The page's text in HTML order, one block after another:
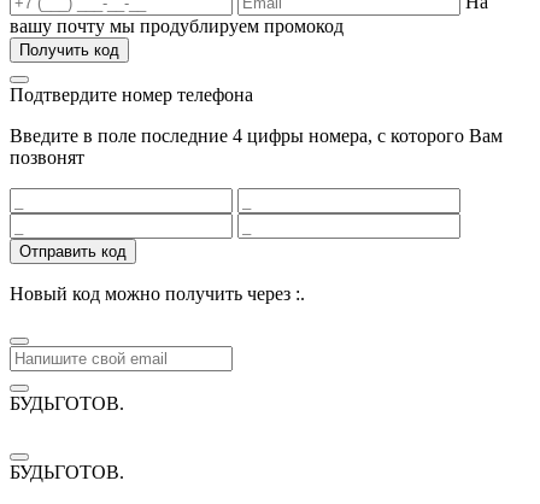
вашу почту мы продублируем промокод
Получить код
Подтвердите номер телефона
Введите в поле последние 4 цифры номера, с которого Вам
позвонят
Отправить код
Новый код можно получить через :.
БУДЬГОТОВ.
БУДЬГОТОВ.